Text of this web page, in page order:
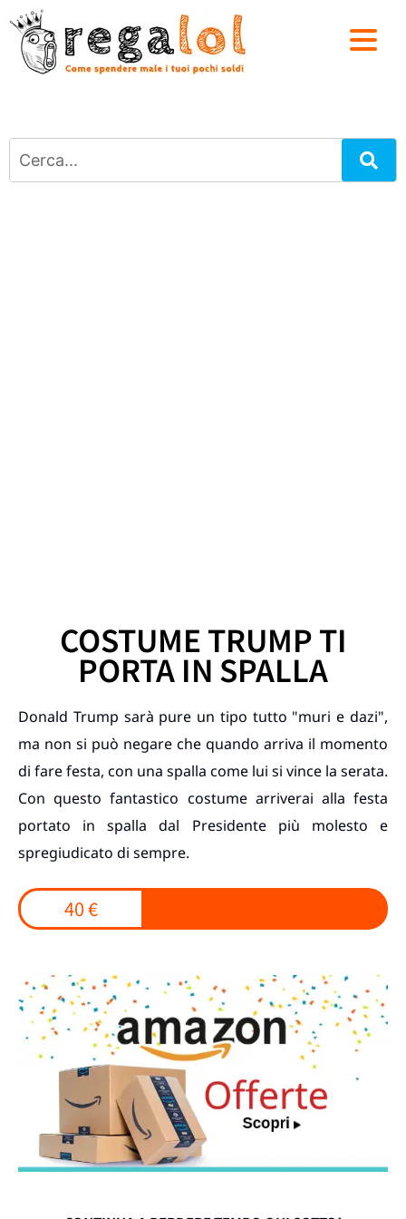
COSTUME TRUMP TI
PORTA IN SPALLA
Donald Trump sarà pure un tipo tutto "muri e dazi",
ma non si può negare che quando arriva il momento
di fare festa, con una spalla come lui si vince la serata.
Con questo fantastico costume arriverai alla festa
portato in spalla dal Presidente più molesto e
spregiudicato di sempre.
40 €